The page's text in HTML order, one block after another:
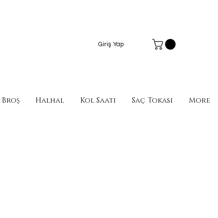
Giriş Yap
Broş Halhal Kol Saati Saç Tokası More